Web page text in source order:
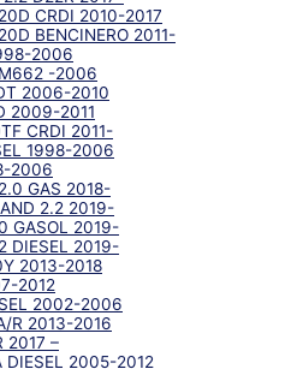
CRDI 2010-2017
BENCINERO 2011-
2006
-2006
2006-2010
2009-2011
CRDI 2011-
1998-2006
2006
GAS 2018-
2.2 2019-
GASOL 2019-
DIESEL 2019-
2013-2018
2012
2002-2006
R 2013-2016
2017 –
DIESEL 2005-2012